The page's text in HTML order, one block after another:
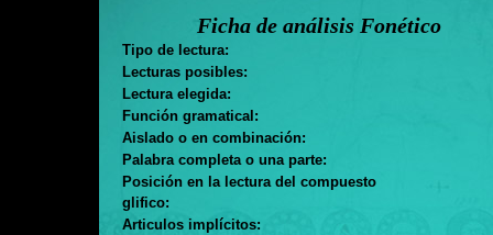
Ficha de análisis Fonético
Tipo de lectura:
Lecturas posibles:
Lectura elegida:
Función gramatical:
Aislado o en combinación:
Palabra completa o una parte:
Posición en la lectura del compuesto
glifico:
Articulos implícitos: